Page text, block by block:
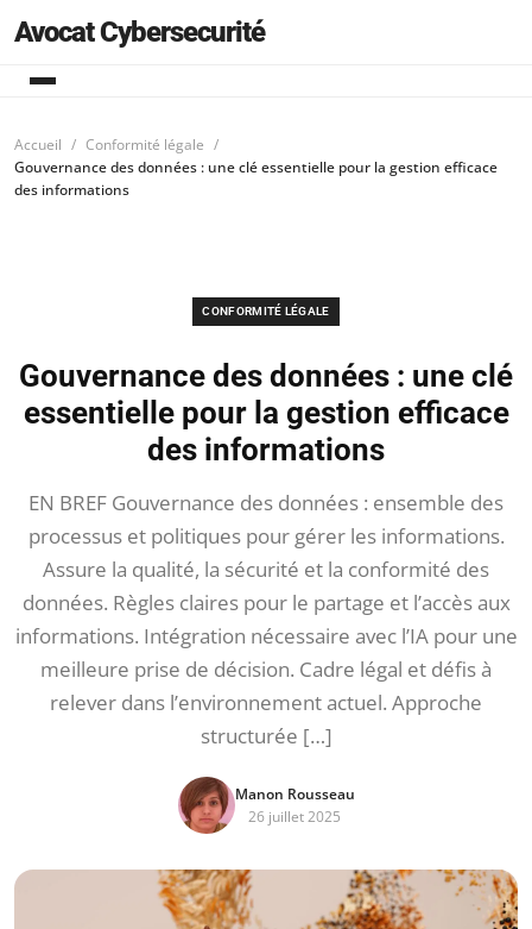
Avocat Cybersecurité
Accueil
Conformité légale
Gouvernance des données : une clé essentielle pour la gestion efficace
des informations
CONFORMITÉ LÉGALE
Gouvernance des données : une clé
essentielle pour la gestion efficace
des informations
EN BREF Gouvernance des données : ensemble des
processus et politiques pour gérer les informations.
Assure la qualité, la sécurité et la conformité des
données. Règles claires pour le partage et l’accès aux
informations. Intégration nécessaire avec l’IA pour une
meilleure prise de décision. Cadre légal et défis à
relever dans l’environnement actuel. Approche
structurée […]
Manon Rousseau
26 juillet 2025